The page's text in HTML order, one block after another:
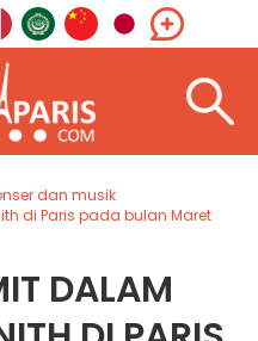
dan musik
di Paris pada bulan Maret
DALAM